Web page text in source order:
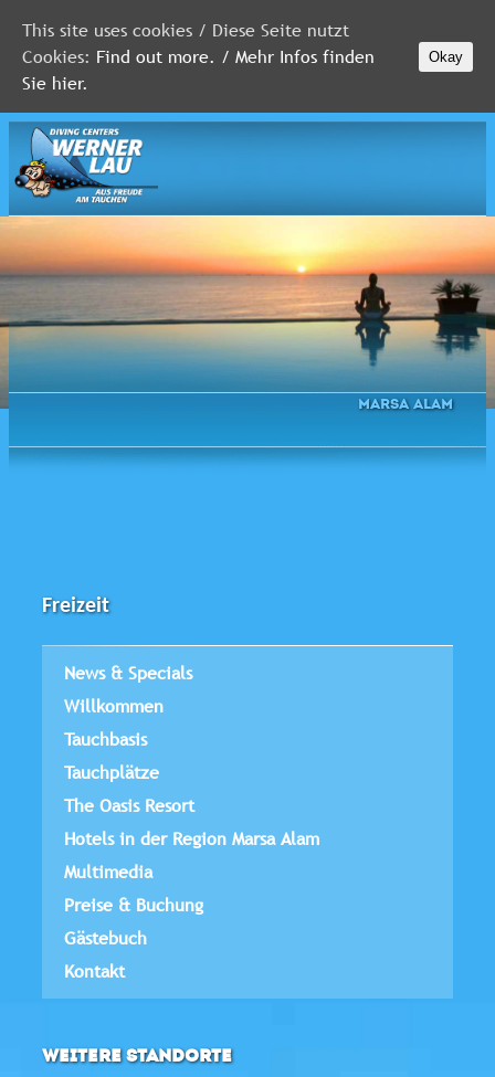
MALEDIVEN
ROTES
MEER
FLORIDA
Newsletter
Marsa Alam
Freizeit
News & Specials
Willkommen
Tauchbasis
Tauchplätze
The Oasis Resort
Hotels in der Region Marsa Alam
Multimedia
Preise & Buchung
Gästebuch
Kontakt
WEITERE STANDORTE
This site uses cookies / Diese Seite nutzt
Cookies: Find out more. / Mehr Infos finden
Sie hier.
Okay